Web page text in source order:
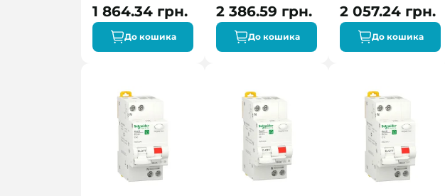
1 864.34 грн.
До кошика
2 386.59 грн.
До кошика
2 057.24 грн.
До кошика